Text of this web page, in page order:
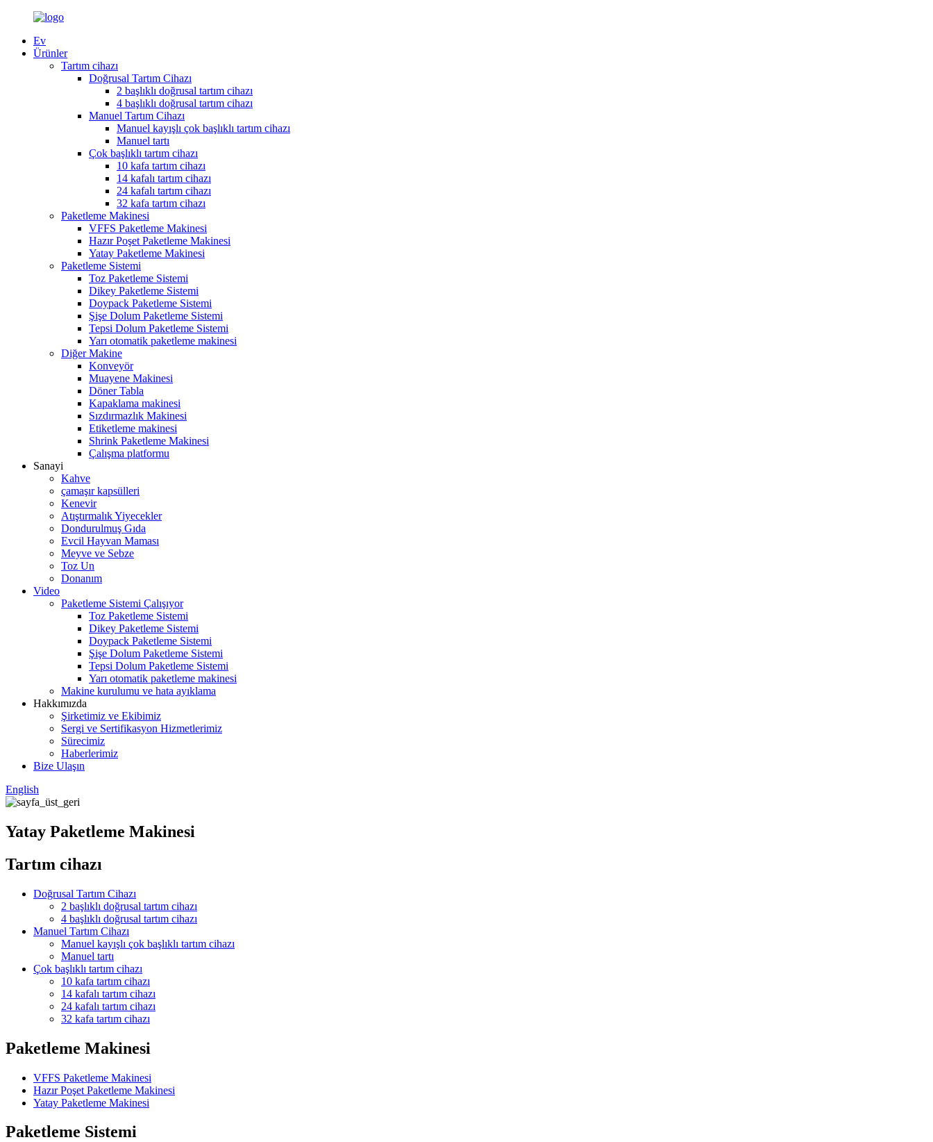
Ev
Ürünler
Tartım cihazı
Doğrusal Tartım Cihazı
2 başlıklı doğrusal tartım cihazı
4 başlıklı doğrusal tartım cihazı
Manuel Tartım Cihazı
Manuel kayışlı çok başlıklı tartım cihazı
Manuel tartı
Çok başlıklı tartım cihazı
10 kafa tartım cihazı
14 kafalı tartım cihazı
24 kafalı tartım cihazı
32 kafa tartım cihazı
Paketleme Makinesi
VFFS Paketleme Makinesi
Hazır Poşet Paketleme Makinesi
Yatay Paketleme Makinesi
Paketleme Sistemi
Toz Paketleme Sistemi
Dikey Paketleme Sistemi
Doypack Paketleme Sistemi
Şişe Dolum Paketleme Sistemi
Tepsi Dolum Paketleme Sistemi
Yarı otomatik paketleme makinesi
Diğer Makine
Konveyör
Muayene Makinesi
Döner Tabla
Kapaklama makinesi
Sızdırmazlık Makinesi
Etiketleme makinesi
Shrink Paketleme Makinesi
Çalışma platformu
Sanayi
Kahve
çamaşır kapsülleri
Kenevir
Atıştırmalık Yiyecekler
Dondurulmuş Gıda
Evcil Hayvan Maması
Meyve ve Sebze
Toz Un
Donanım
Video
Paketleme Sistemi Çalışıyor
Toz Paketleme Sistemi
Dikey Paketleme Sistemi
Doypack Paketleme Sistemi
Şişe Dolum Paketleme Sistemi
Tepsi Dolum Paketleme Sistemi
Yarı otomatik paketleme makinesi
Makine kurulumu ve hata ayıklama
Hakkımızda
Şirketimiz ve Ekibimiz
Sergi ve Sertifikasyon Hizmetlerimiz
Sürecimiz
Haberlerimiz
Bize Ulaşın
English
Yatay Paketleme Makinesi
Tartım cihazı
Doğrusal Tartım Cihazı
2 başlıklı doğrusal tartım cihazı
4 başlıklı doğrusal tartım cihazı
Manuel Tartım Cihazı
Manuel kayışlı çok başlıklı tartım cihazı
Manuel tartı
Çok başlıklı tartım cihazı
10 kafa tartım cihazı
14 kafalı tartım cihazı
24 kafalı tartım cihazı
32 kafa tartım cihazı
Paketleme Makinesi
VFFS Paketleme Makinesi
Hazır Poşet Paketleme Makinesi
Yatay Paketleme Makinesi
Paketleme Sistemi